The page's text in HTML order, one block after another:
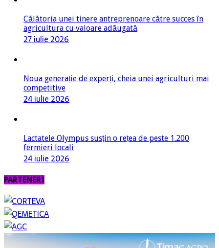
Călătoria unei tinere antreprenoare către succes în
agricultura cu valoare adăugată
27 iulie 2026
Noua generație de experți, cheia unei agriculturi mai
competitive
24 iulie 2026
Lactatele Olympus susțin o rețea de peste 1.200
fermieri locali
24 iulie 2026
PARTENERI